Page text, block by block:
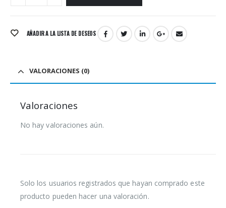
AÑADIR A LA LISTA DE DESEOS
VALORACIONES (0)
Valoraciones
No hay valoraciones aún.
Solo los usuarios registrados que hayan comprado este
producto pueden hacer una valoración.